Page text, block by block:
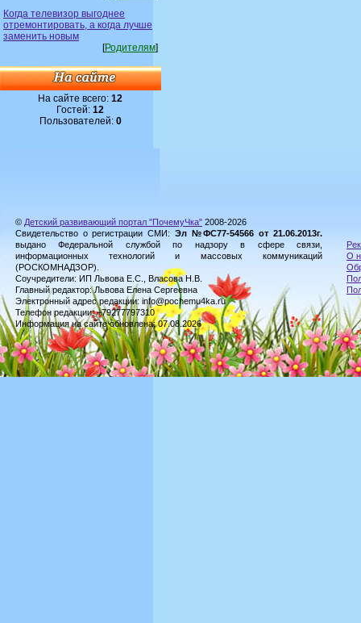
Когда телевизор выгоднее
отремонтировать, а когда лучше
заменить новым
[Родителям]
На сайте всего:12
Гостей:12
Пользователей: 0
© Детский развивающий портал "ПочемуЧка" 2008-2026
Свидетельство о регистрации СМИ: Эл №ФС77-54566 от 21.06.2013г.
выдано Федеральной службой по надзору в сфере связи,
информационных технологий и массовых коммуникаций
(РОСКОМНАДЗОР).
Соучредители: ИП Львова Е.С., Власова Н.В.
Главный редактор: Львова Елена Сергеевна
Электронный адрес редакции: info@pochemu4ka.ru
Телефон редакции: +79277797310
Информация на сайте обновлена: 07.08.2026
О